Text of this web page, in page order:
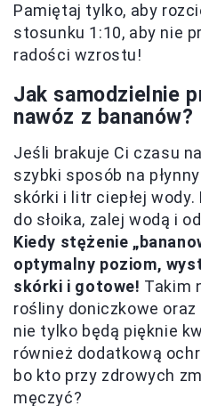
Pamiętaj tylko, aby
stosunku 1:10, aby nie
radości wzrostu!
Jak samodzielnie
nawóz z bananów?
Jeśli brakuje Ci czasu
szybki sposób na
skórki i litr ciepłej
do słoika, zalej wodą i
Kiedy stężenie
optymalny poziom,
skórki i gotowe! Takim
rośliny doniczkowe
nie tylko będą pięknie
również dodatkową
bo kto przy zdrowych
męczyć?